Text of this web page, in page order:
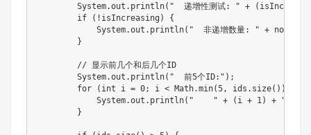
System.out.println("  递增性测试: " +
        if (!isIncreasing) {
System.out.println("  非递增数量: " +
        }
        // 显示前几个和后几个ID
        System.out.println("  前5个ID:");
for (int i = 0; i < Math.min(5, ids.size());
System.out.println("    " + (i + 1) + ": "
        }